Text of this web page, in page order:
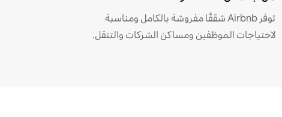
توفر Airbnb شققًا مفروشة بالكامل ومناسبة
لاحتياجات الموظفين ومساكن الشركات والتنقل.